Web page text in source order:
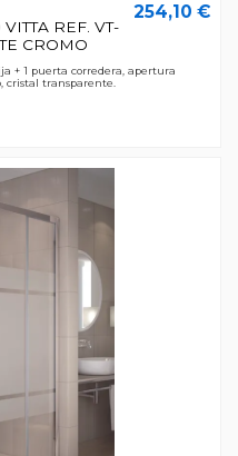
REF. VT-
CROMO
254,10 €
+ 1 puerta corredera, apertura
cristal transparente.